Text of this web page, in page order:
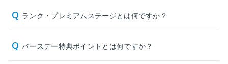
ランク・プレミアムステージとは何ですか？
バースデー特典ポイントとは何ですか？